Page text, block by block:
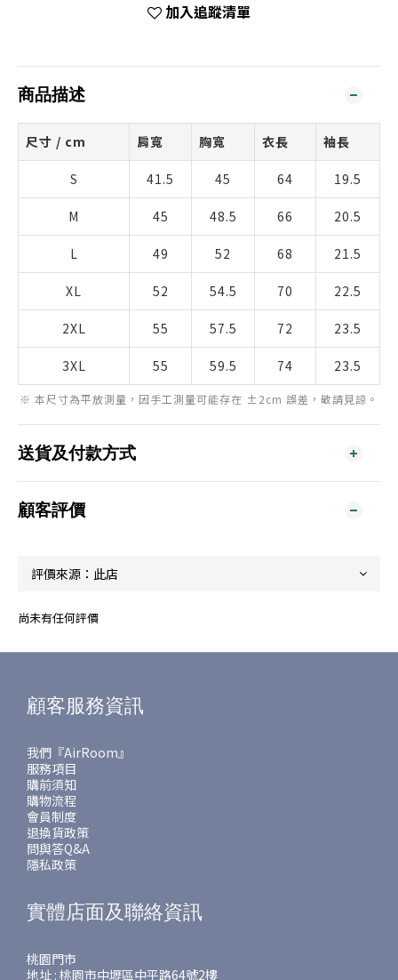
加入追蹤清單
商品描述
尺寸 / cm 肩寬 胸寬 衣長 袖長
S 41.5 45 64 19.5
M 45 48.5 66 20.5
L 49 52 68 21.5
XL 52 54.5 70 22.5
2XL 55 57.5 72 23.5
3XL 55 59.5 74 23.5
※ 本尺寸為平放測量，因手工測量可能存在 ±2cm 誤差，敬請見諒。
送貨及付款方式
顧客評價
尚未有任何評價
顧客服務資訊
我們『AirRoom』
服務項目
購前須知
購物流程
會員制度
退換貨政策
問與答Q&A
隱私政策
實體店面及聯絡資訊
桃園門市
地址 : 桃園市中壢區中平路64號2樓